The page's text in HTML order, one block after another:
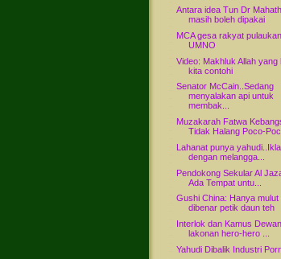
Antara idea Tun Dr
masih boleh dipakai
MCA gesa rakyat
UMNO
Video: Makhluk Allah yang
kita contohi
Senator McCain..Sedang
menyalakan api untuk
membak...
Muzakarah Fatwa
Tidak Halang Poco-
Lahanat punya
dengan melangga...
Pendokong Sekular Al
Ada Tempat untu...
Gushi China: Hanya mulut
dibenar petik daun teh
Interlok dan Kamus
lakonan hero-hero ...
Yahudi Dibalik Industri